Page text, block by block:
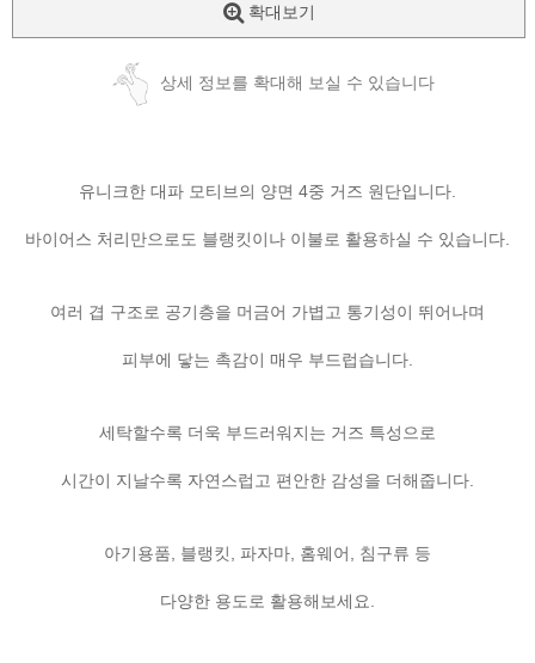
확대보기
상세 정보를 확대해 보실 수 있습니다
유니크한 대파 모티브의 양면 4중 거즈 원단입니다.
바이어스 처리만으로도 블랭킷이나 이불로 활용하실 수 있습니다.
여러 겹 구조로 공기층을 머금어 가볍고 통기성이 뛰어나며
피부에 닿는 촉감이 매우 부드럽습니다.
세탁할수록 더욱 부드러워지는 거즈 특성으로
시간이 지날수록 자연스럽고 편안한 감성을 더해줍니다.
아기용품, 블랭킷, 파자마, 홈웨어, 침구류 등
다양한 용도로 활용해보세요.